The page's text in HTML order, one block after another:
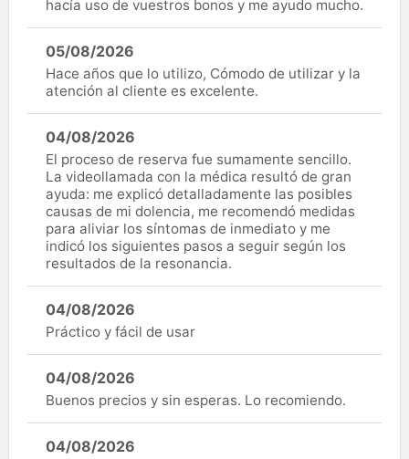
hacía uso de vuestros bonos y me ayudo mucho.
05/08/2026
Hace años que lo utilizo, Cómodo de utilizar y la
atención al cliente es excelente.
04/08/2026
El proceso de reserva fue sumamente sencillo.
La videollamada con la médica resultó de gran
ayuda: me explicó detalladamente las posibles
causas de mi dolencia, me recomendó medidas
para aliviar los síntomas de inmediato y me
indicó los siguientes pasos a seguir según los
resultados de la resonancia.
04/08/2026
Práctico y fácil de usar
04/08/2026
Buenos precios y sin esperas. Lo recomiendo.
04/08/2026